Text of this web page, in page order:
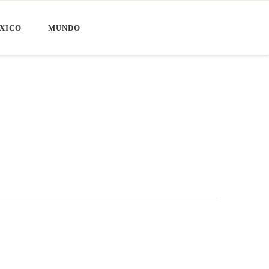
MUNDO